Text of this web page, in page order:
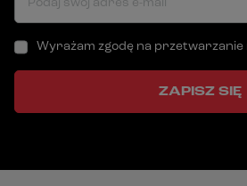
Podaj swój adres e-mail
Wyrażam zgodę na
ZAPISZ SIĘ